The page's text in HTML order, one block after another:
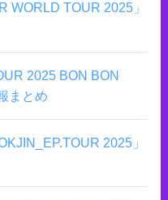
WORLD TOUR 2025」
2025 BON BON
まとめ
2025」